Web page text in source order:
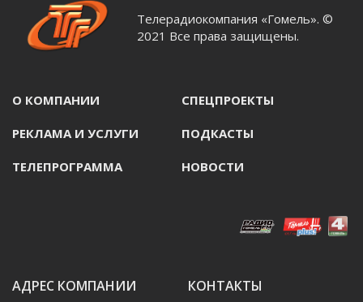
Телерадиокомпания «Гомель». ©
2021 Все права защищены.
О КОМПАНИИ СПЕЦПРОЕКТЫ
РЕКЛАМА И УСЛУГИ ПОДКАСТЫ
ТЕЛЕПРОГРАММА НОВОСТИ
АДРЕС КОМПАНИИ КОНТАКТЫ